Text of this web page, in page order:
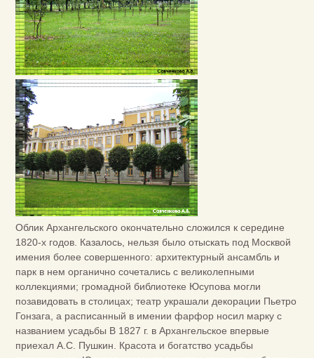
Облик Архангельского окончательно сложился к середине
1820-х годов. Казалось, нельзя было отыскать под Москвой
имения более совершенного: архитектурный ансамбль и
парк в нем органично сочетались с великолепными
коллекциями; громадной библиотеке Юсупова могли
позавидовать в столицах; театр украшали декорации Пьетро
Гонзага, а расписанный в имении фарфор носил марку с
названием усадьбы В 1827 г. в Архангельское впервые
приехал А.С. Пушкин. Красота и богатство усадьбы